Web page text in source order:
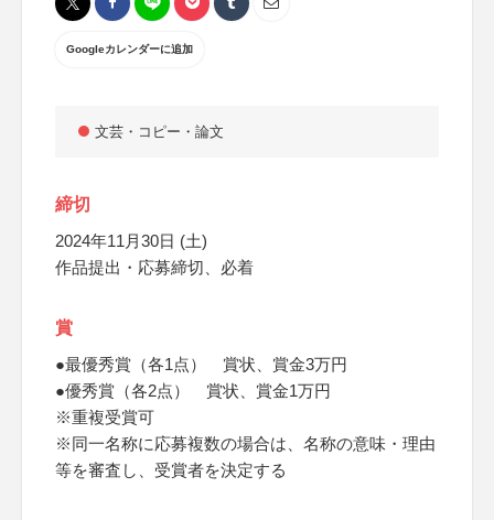
Googleカレンダーに追加
文芸・コピー・論文
締切
2024年11月30日 (土)
作品提出・応募締切、必着
賞
●最優秀賞（各1点） 賞状、賞金3万円
●優秀賞（各2点） 賞状、賞金1万円
※重複受賞可
※同一名称に応募複数の場合は、名称の意味・理由
等を審査し、受賞者を決定する